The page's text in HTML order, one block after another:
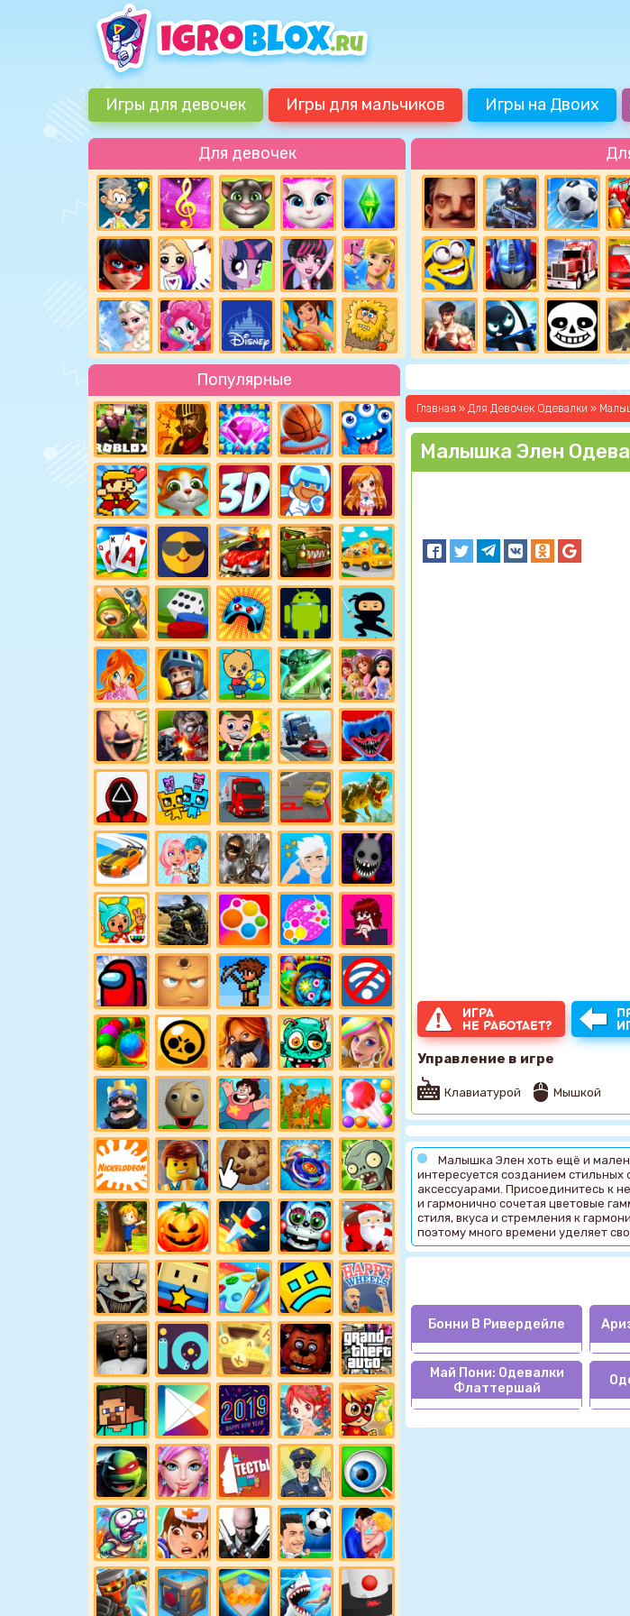
Игры для девочек Игры для мальчиков Игры на Двоих
Для девочек
Популярные
Главная » Для Девочек Одевалки »
Малышка Элен
ИГРА
НЕ РАБОТАЕТ?
Управление в игре
Клавиатурой Мышкой
Малышка Элен хоть ещё и
интересуется созданием
аксессуарами. Присоединитесь к
и гармонично сочетая цветовые
стиля, вкуса и стремления к
поэтому много времени уделяет
Бонни В Ривердейле
Май Пони: Одевалки
Флаттершай